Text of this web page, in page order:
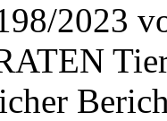
2023